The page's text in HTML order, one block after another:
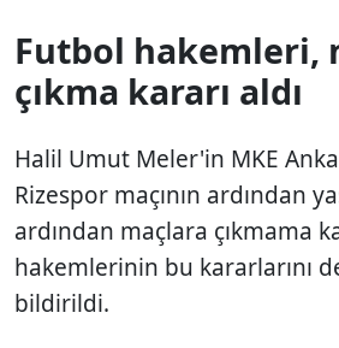
Futbol hakemleri,
çıkma kararı aldı
Halil Umut Meler'in MKE
Rizespor maçının ardından
ardından maçlara çıkmama
hakemlerinin bu kararlarını
bildirildi.